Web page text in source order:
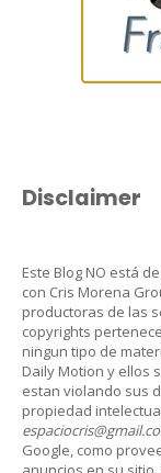
Disclaimer
Este Blog NO está
con Cris Morena
productoras de las
copyrights
ningun tipo de
Daily Motion y ellos
estan violando sus
propiedad
Google, como